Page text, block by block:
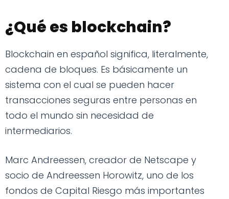
¿Qué es blockchain?
Blockchain en español significa, literalmente,
cadena de bloques. Es básicamente un
sistema con el cual se pueden hacer
transacciones seguras entre personas en
todo el mundo sin necesidad de
intermediarios.
Marc Andreessen, creador de Netscape y
socio de Andreessen Horowitz, uno de los
fondos de Capital Riesgo más importantes